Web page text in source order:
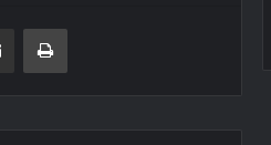
E-Posta ile paylaş Yazdır